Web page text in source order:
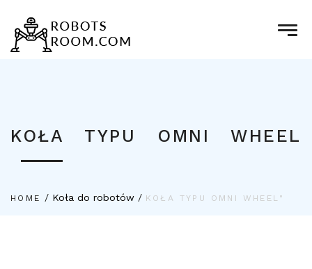
KOŁA TYPU OMNI WHEEL
HOME / Koła do robotów / KOŁA TYPU OMNI WHEEL"